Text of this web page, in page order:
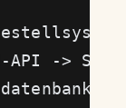
API ->
-